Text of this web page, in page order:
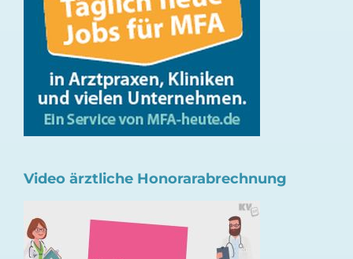
Video ärztliche Honorarabrechnung